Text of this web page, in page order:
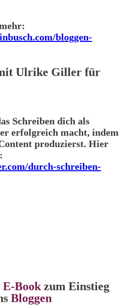
bloggen-
Ulrike Giller für
Schreiben dich als
erfolgreich macht, indem
produzierst. Hier
durch-schreiben-
E-Bookzum Einstieg
Bloggen